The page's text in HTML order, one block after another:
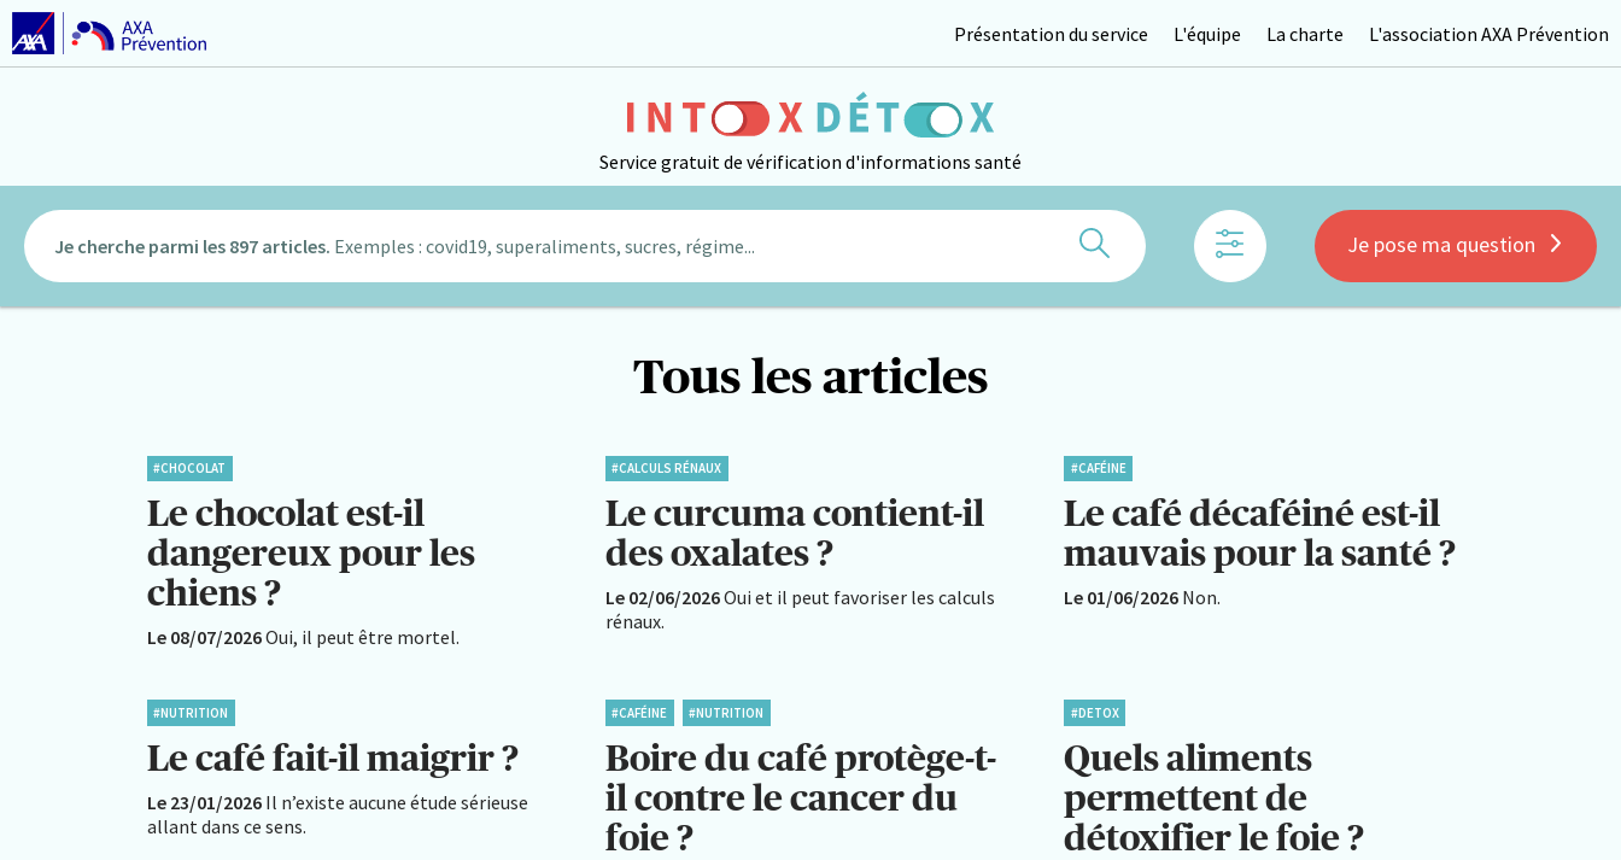
Service gratuit de vérification d'informations santé
Présentation du service L'équipe La charte L'association AXA Prévention
Je cherche parmi les 897 articles. Exemples : covid19, superaliments, sucres, régime... Rechercher Je pose ma question
Tous les articles
#CHOCOLAT
Le chocolat est-il
dangereux pour les
chiens ?
Le 08/07/2026Oui, il peut être mortel.
#CALCULS RÉNAUX
Le curcuma contient-il
des oxalates ?
Le 02/06/2026Oui et il peut favoriser les calculs
rénaux.
#CAFÉINE
Le café décaféiné est-il
mauvais pour la santé ?
Le 01/06/2026 Non.
#NUTRITION
Le café fait-il maigrir ?
Le 23/01/2026 Il n’existe aucune étude sérieuse
allant dans ce sens.
#CAFÉINE #NUTRITION
Boire du café protège-t-
il contre le cancer du
foie ?
#DETOX
Quels aliments
permettent de
détoxifier le foie ?